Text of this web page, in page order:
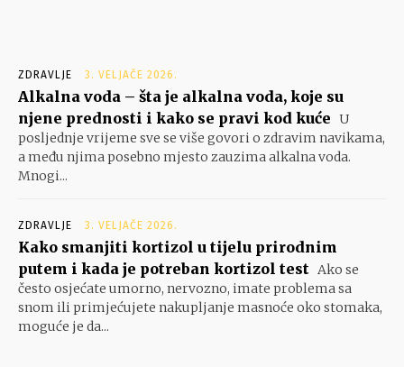
ZDRAVLJE 3. VELJAČE 2026.
Alkalna voda – šta je alkalna voda, koje su
njene prednosti i kako se pravi kod kuće U
posljednje vrijeme sve se više govori o zdravim navikama,
a među njima posebno mjesto zauzima alkalna voda.
Mnogi...
ZDRAVLJE 3. VELJAČE 2026.
Kako smanjiti kortizol u tijelu prirodnim
putem i kada je potreban kortizol test Ako se
često osjećate umorno, nervozno, imate problema sa
snom ili primjećujete nakupljanje masnoće oko stomaka,
moguće je da...